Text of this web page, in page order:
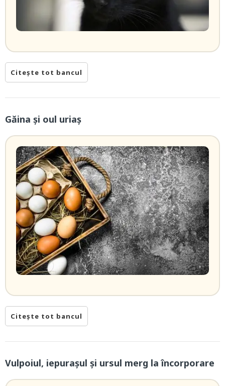
Citește tot bancul
Găina şi oul uriaş
Citește tot bancul
Vulpoiul, iepuraşul şi ursul merg la încorporare